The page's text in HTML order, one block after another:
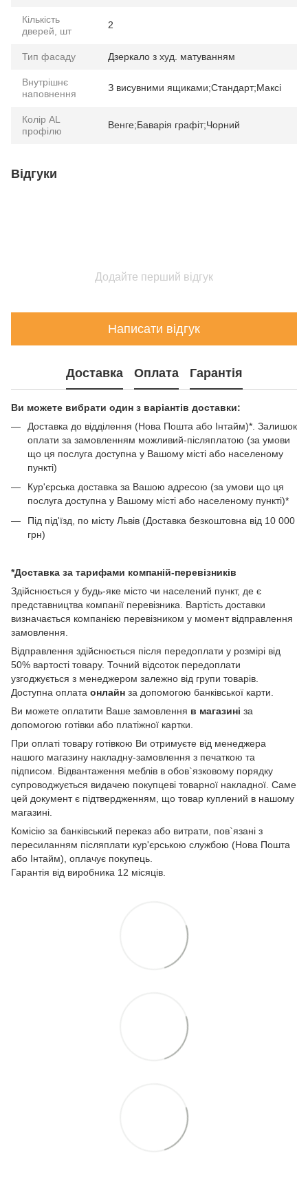
Кількість
дверей, шт
2
Тип фасаду Дзеркало з худ. матуванням
Внутрішнє
наповнення
З висувними ящиками;Стандарт;Максі
Колір AL
профілю
Венге;Баварія графіт;Чорний
Відгуки
Додайте перший відгук
Написати відгук
Доставка Оплата Гарантія
Ви можете вибрати один з варіантів доставки:
Доставка до відділення (Нова Пошта або Інтайм)*. Залишок
оплати за замовленням можливий-післяплатою (за умови
що ця послуга доступна у Вашому місті або населеному
пункті)
Кур'єрська доставка за Вашою адресою (за умови що ця
послуга доступна у Вашому місті або населеному пункті)*
Під під'їзд, по місту Львів (Доставка безкоштовна від 10 000
грн)
*Доставка за тарифами компаній-перевізників
Здійснюється у будь-яке місто чи населений пункт, де є
представництва компанії перевізника. Вартість доставки
визначається компанією перевізником у момент відправлення
замовлення.
Відправлення здійснюється після передоплати у розмірі від
50% вартості товару. Точний відсоток передоплати
узгоджується з менеджером залежно від групи товарів.
Доступна оплата онлайн за допомогою банківської карти.
Ви можете оплатити Ваше замовлення в магазині за
допомогою готівки або платіжної картки.
При оплаті товару готівкою Ви отримуєте від менеджера
нашого магазину накладну-замовлення з печаткою та
підписом. Відвантаження меблів в обов`язковому порядку
супроводжується видачею покупцеві товарної накладної. Саме
цей документ є підтвердженням, що товар куплений в нашому
магазині.
Комісію за банківський переказ або витрати, пов`язані з
пересиланням післяплати кур'єрською службою (Нова Пошта
або Інтайм), оплачує покупець.
Гарантія від виробника 12 місяців.